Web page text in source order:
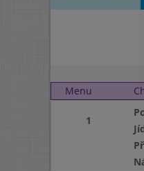
Menu
1